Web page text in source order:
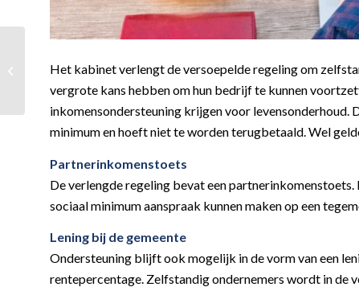
Het kabinet verlengt de versoepelde regeling om
vergrote kans hebben om hun bedrijf te kunnen
inkomensondersteuning krijgen voor
minimum en hoeft niet te worden terugbetaald. Wel
Partnerinkomenstoets
De verlengde regeling bevat een
sociaal minimum aanspraak kunnen maken op een
Lening bij de gemeente
Ondersteuning blijft ook mogelijk in de vorm van een
rentepercentage. Zelfstandig ondernemers wordt in de
Coronakredietverlening-
ondernemers